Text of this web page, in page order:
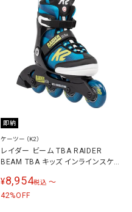
即納
ケーツー（K2）
レイダー ビーム TBA RAIDER
BEAM TBA キッズ インラインスケー
¥8,954税込 〜
42%OFF